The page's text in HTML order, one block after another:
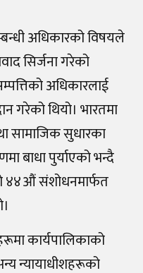
अधिकारको विषयले
सिर्जना गरेको
अधिकारलाई
गरेको थियो। भारतमा
सामाजिक सुधारका
बाधा पुर्याएको भन्दै
४४औं संशोधनमार्फत
कार्यपालिकाको
न्यायाधीशहरूको